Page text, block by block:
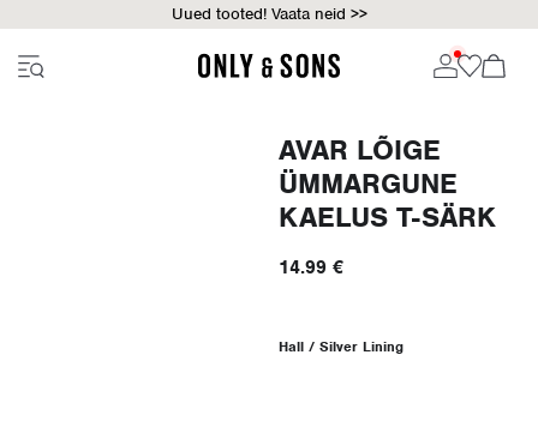
Uued tooted! Vaata neid >>
AVAR LÕIGE
ÜMMARGUNE
KAELUS T-SÄRK
14.99 €
Hall / Silver Lining